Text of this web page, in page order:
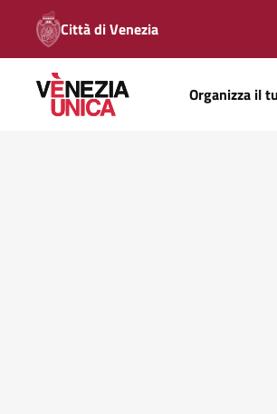
Città di Venezia
Organizza il